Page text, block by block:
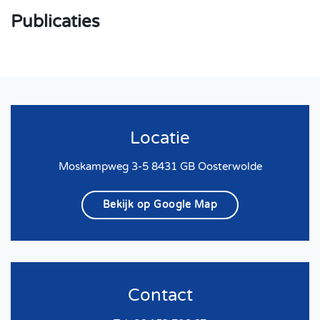
Publicaties
Locatie
Moskampweg 3-5 8431 GB Oosterwolde
Bekijk op Google Map
Contact